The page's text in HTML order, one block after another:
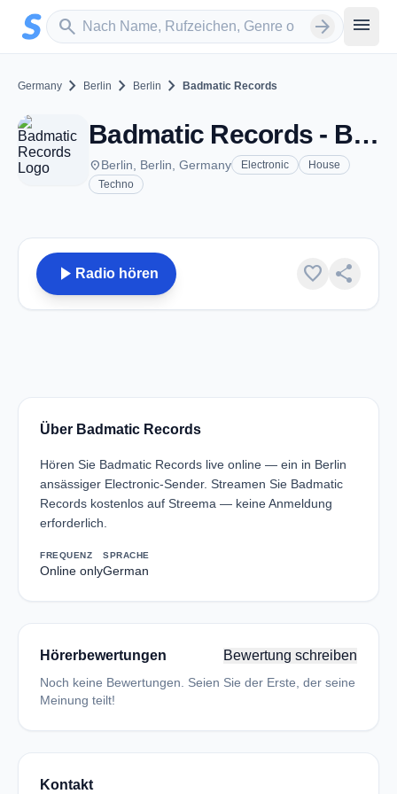
Zum Hauptinhalt springen
search
Sender suchen arrow_forward menu
Germany chevron_right Berlin chevron_right Berlin chevron_right Badmatic Records
Badmatic Records - Berlin
placeBerlin, Berlin, Germany Electronic
House
Techno
play_arrow Radio hören favorite share
Über Badmatic Records
Hören Sie Badmatic Records live online — ein in Berlin
ansässiger Electronic-Sender. Streamen Sie Badmatic
Records kostenlos auf Streema — keine Anmeldung
erforderlich.
FREQUENZ
Online only
SPRACHE
German
Hörerbewertungen Bewertung schreiben
Noch keine Bewertungen. Seien Sie der Erste, der seine
Meinung teilt!
Kontakt